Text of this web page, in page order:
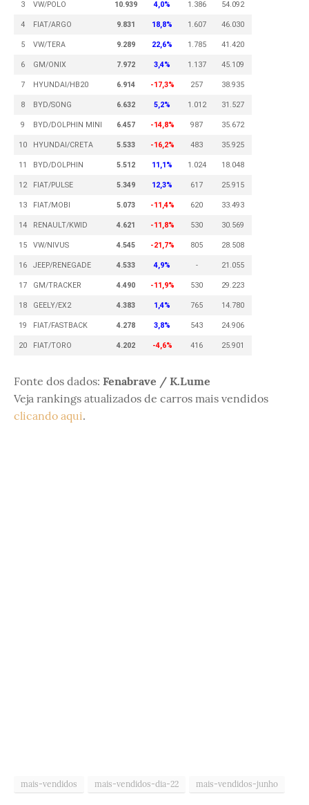
3 VW/POLO 10.939 4,0% 1.386 54.092
4 FIAT/ARGO 9.831 18,8% 1.607 46.030
5 VW/TERA 9.289 22,6% 1.785 41.420
6 GM/ONIX 7.972 3,4% 1.137 45.109
7 HYUNDAI/HB20 6.914 -17,3% 257 38.935
8 BYD/SONG 6.632 5,2% 1.012 31.527
9 BYD/DOLPHIN MINI 6.457 -14,8% 987 35.672
10 HYUNDAI/CRETA 5.533 -16,2% 483 35.925
11 BYD/DOLPHIN 5.512 11,1% 1.024 18.048
12 FIAT/PULSE 5.349 12,3% 617 25.915
13 FIAT/MOBI 5.073 -11,4% 620 33.493
14 RENAULT/KWID 4.621 -11,8% 530 30.569
15 VW/NIVUS 4.545 -21,7% 805 28.508
16 JEEP/RENEGADE 4.533 4,9% - 21.055
17 GM/TRACKER 4.490 -11,9% 530 29.223
18 GEELY/EX2 4.383 1,4% 765 14.780
19 FIAT/FASTBACK 4.278 3,8% 543 24.906
20 FIAT/TORO 4.202 -4,6% 416 25.901
Fonte dos dados: Fenabrave / K.Lume
Veja rankings atualizados de carros mais vendidos
clicando aqui.
mais-vendidos mais-vendidos-dia-22 mais-vendidos-junho